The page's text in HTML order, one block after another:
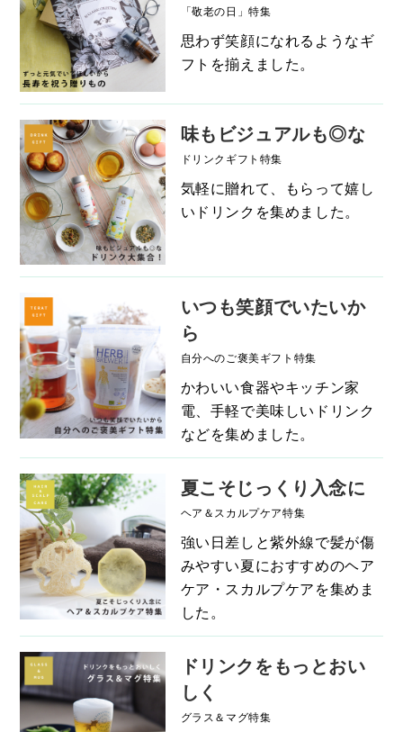
「敬老の日」特集
思わず笑顔になれるようなギ
フトを揃えました。
味もビジュアルも◎な
ドリンクギフト特集
気軽に贈れて、もらって嬉し
いドリンクを集めました。
いつも笑顔でいたいか
ら
自分へのご褒美ギフト特集
かわいい食器やキッチン家
電、手軽で美味しいドリンク
などを集めました。
夏こそじっくり入念に
ヘア＆スカルプケア特集
強い日差しと紫外線で髪が傷
みやすい夏におすすめのヘア
ケア・スカルプケアを集めま
した。
ドリンクをもっとおい
しく
グラス＆マグ特集